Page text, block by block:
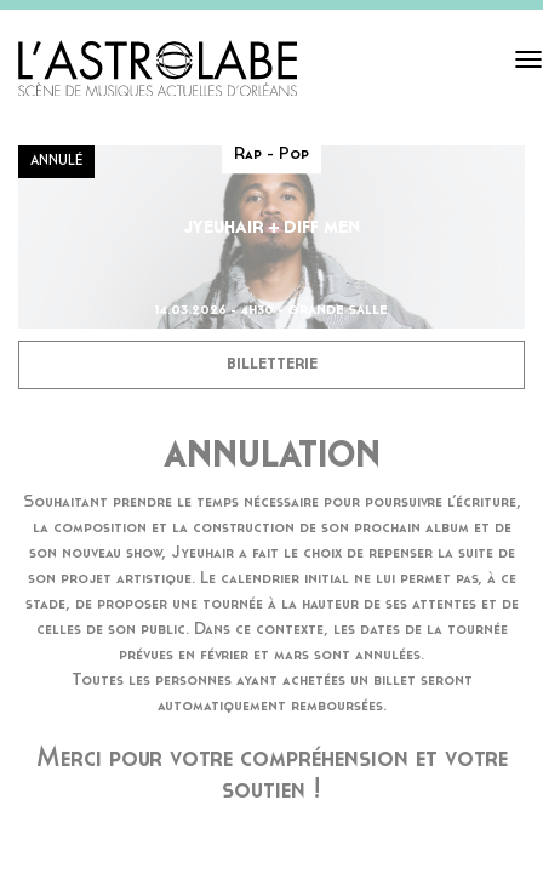
ANNULÉ Rap - Pop
JYEUHAIR + DIFF MEN
14.03.2026 - 4H30 - GRANDE SALLE
BILLETTERIE
ANNULATION
Souhaitant prendre le temps nécessaire pour poursuivre l’écriture,
la composition et la construction de son prochain album et de
son nouveau show, Jyeuhair a fait le choix de repenser la suite de
son projet artistique. Le calendrier initial ne lui permet pas, à ce
stade, de proposer une tournée à la hauteur de ses attentes et de
celles de son public. Dans ce contexte, les dates de la tournée
prévues en février et mars sont annulées.
Toutes les personnes ayant achetées un billet seront
automatiquement remboursées.
Merci pour votre compréhension et votre
soutien !